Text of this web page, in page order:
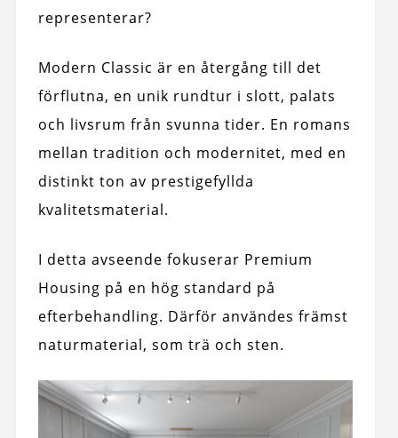
representerar?
Modern Classic är en återgång till det
förflutna, en unik rundtur i slott, palats
och livsrum från svunna tider. En romans
mellan tradition och modernitet, med en
distinkt ton av prestigefyllda
kvalitetsmaterial.
I detta avseende fokuserar Premium
Housing på en hög standard på
efterbehandling. Därför användes främst
naturmaterial, som trä och sten.